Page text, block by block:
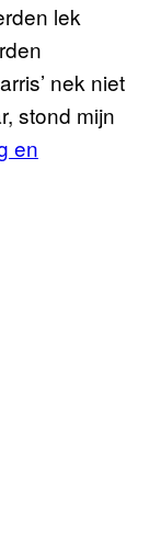
lek
nek niet
stond mijn
en